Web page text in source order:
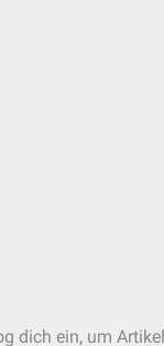
dich ein, um